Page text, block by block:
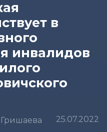
в
инвалидов
25.07.2022